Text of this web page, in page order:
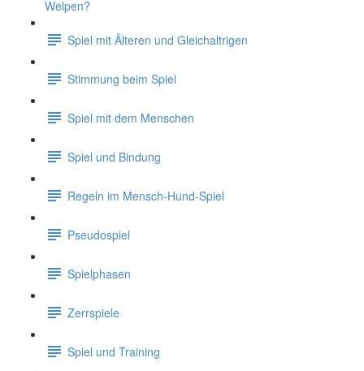
Welpen?
Spiel mit Älteren und Gleichaltrigen
Stimmung beim Spiel
Spiel mit dem Menschen
Spiel und Bindung
Regeln im Mensch-Hund-Spiel
Pseudospiel
Spielphasen
Zerrspiele
Spiel und Training